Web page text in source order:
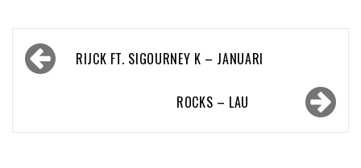
Bericht
navigatieRIJCK FT. SIGOURNEY K – JANUARI
ROCKS – LAU